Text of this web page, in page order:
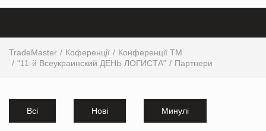
TradeMaster Коференції
Конференції ТМ
"11-й Всеукраинский ДЕНЬ ЛОГИСТА"
Партнери
Всі Нові Минулі